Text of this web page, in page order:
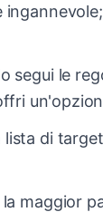
le
di
maggior